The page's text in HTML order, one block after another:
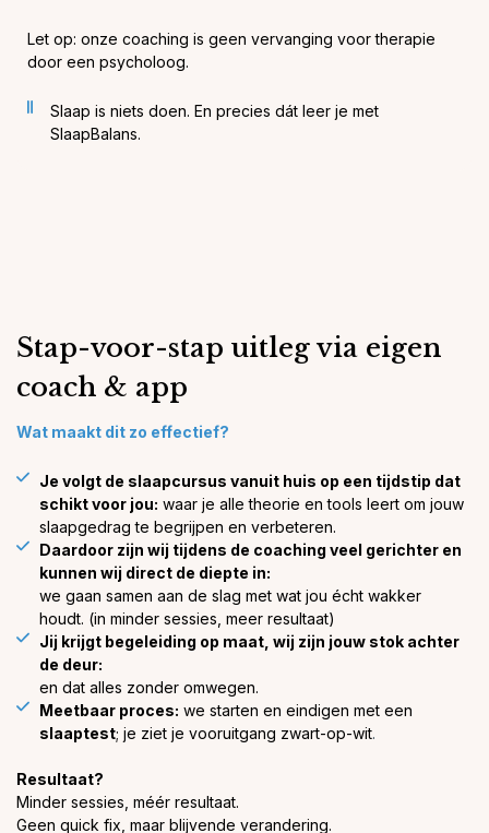
Let op: onze coaching is geen vervanging voor therapie
door een psycholoog.
Slaap is niets doen. En precies dát leer je met
SlaapBalans.
Stap-voor-stap uitleg via eigen
coach & app
Wat maakt dit zo effectief?
Je volgt de slaapcursus vanuit huis op een tijdstip dat
schikt voor jou: waar je alle theorie en tools leert om jouw
slaapgedrag te begrijpen en verbeteren.
Daardoor zijn wij tijdens de coaching veel gerichter en
kunnen wij direct de diepte in:
we gaan samen aan de slag met wat jou écht wakker
houdt. (in minder sessies, meer resultaat)
Jij krijgt begeleiding op maat, wij zijn jouw stok achter
de deur:
en dat alles zonder omwegen.
Meetbaar proces: we starten en eindigen met een
slaaptest; je ziet je vooruitgang zwart-op-wit.
Resultaat?
Minder sessies, méér resultaat.
Geen quick fix, maar blijvende verandering.